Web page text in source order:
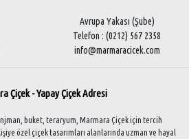
Avrupa Yakası (Şube)
Telefon : (0212) 567 2358
info@marmaracicek.com
Çiçek - Yapay Çiçek Adresi
buket, teraryum, Marmara Çiçek için tercih
özel çiçek tasarımları alanlarında uzman ve hayal